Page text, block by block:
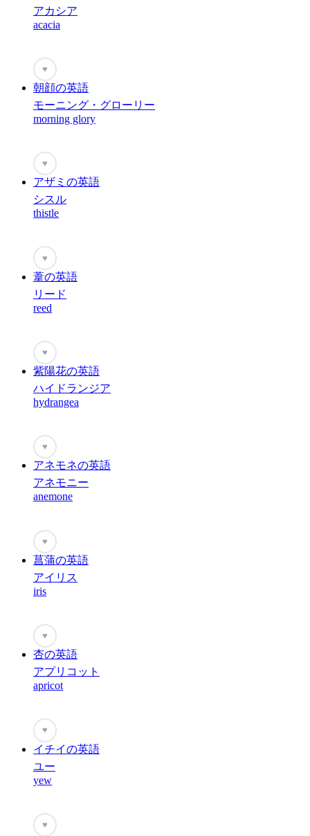
アカシア
acacia
♥
朝顔の英語
モーニング・グローリー
morning glory
♥
アザミの英語
シスル
thistle
♥
葦の英語
リード
reed
♥
紫陽花の英語
ハイドランジア
hydrangea
♥
アネモネの英語
アネモニー
anemone
♥
菖蒲の英語
アイリス
iris
♥
杏の英語
アプリコット
apricot
♥
イチイの英語
ユー
yew
♥